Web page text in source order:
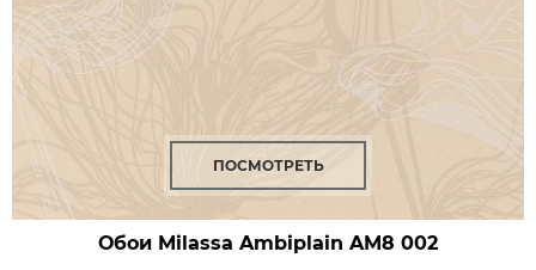
ПОСМОТРЕТЬ
Обои Milassa Ambiplain AM8 002